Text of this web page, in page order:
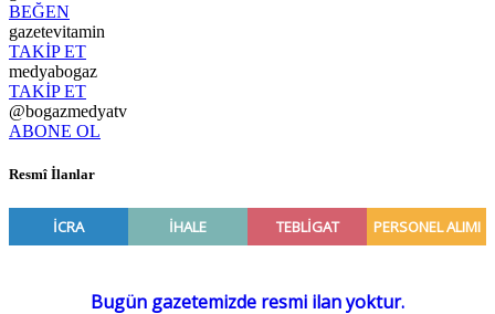
BEĞEN
gazetevitamin
TAKİP ET
medyabogaz
TAKİP ET
@bogazmedyatv
ABONE OL
Resmî İlanlar